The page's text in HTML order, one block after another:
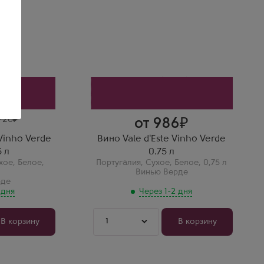
Verde
л
, Белое,
В корзину
от 986
Вино Vale d'Este Vinho Verde
0.75 л
Португалия, Сухое, Белое, 0,75 л
Винью Верде
Через 1-2 дня
Регион
Винью Верде
1 В корзину